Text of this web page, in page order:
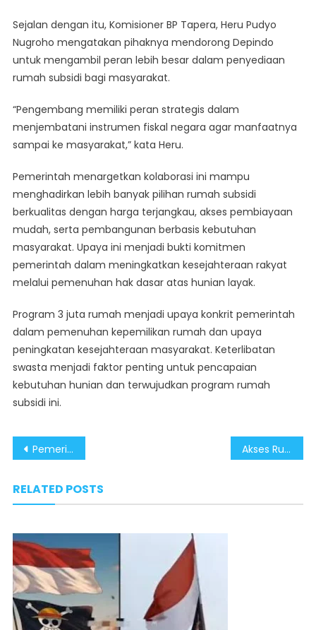
Sejalan dengan itu, Komisioner BP Tapera, Heru Pudyo
Nugroho mengatakan pihaknya mendorong Depindo
untuk mengambil peran lebih besar dalam penyediaan
rumah subsidi bagi masyarakat.
“Pengembang memiliki peran strategis dalam
menjembatani instrumen fiskal negara agar manfaatnya
sampai ke masyarakat,” kata Heru.
Pemerintah menargetkan kolaborasi ini mampu
menghadirkan lebih banyak pilihan rumah subsidi
berkualitas dengan harga terjangkau, akses pembiayaan
mudah, serta pembangunan berbasis kebutuhan
masyarakat. Upaya ini menjadi bukti komitmen
pemerintah dalam meningkatkan kesejahteraan rakyat
melalui pemenuhan hak dasar atas hunian layak.
Program 3 juta rumah menjadi upaya konkrit pemerintah
dalam pemenuhan kepemilikan rumah dan upaya
peningkatan kesejahteraan masyarakat. Keterlibatan
swasta menjadi faktor penting untuk pencapaian
kebutuhan hunian dan terwujudkan program rumah
subsidi ini.
Post
Pemerintah Pastikan Bantuan Stimulan Perumahan Swadaya Ditambah untuk Perkuat Program Rumah Subsidi Akses Rumah Layak untuk MBR Makin Mudah — Program Subsidi & FLPP Jadi Andalan
RELATED POSTS